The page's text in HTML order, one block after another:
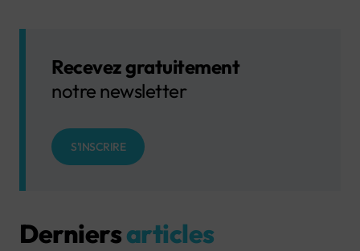
Recevez gratuitement
notre newsletter
S'INSCRIRE
Derniersarticles